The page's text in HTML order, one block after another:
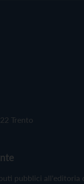
Trento
pubblici all'editoria